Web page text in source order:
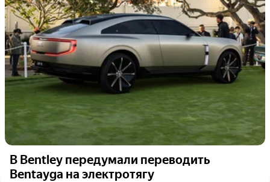
В Bentley передумали переводить
Bentayga на электротягу